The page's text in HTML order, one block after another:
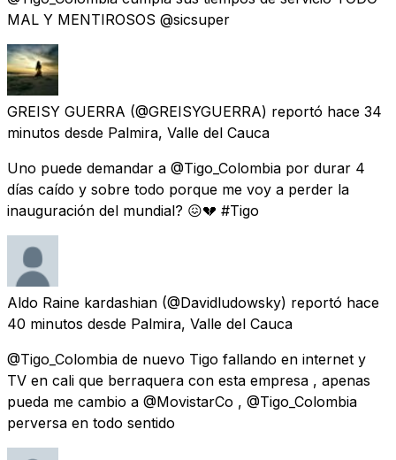
MAL Y MENTIROSOS @sicsuper
GREISY GUERRA (@GREISYGUERRA) reportó hace 34
minutos desde Palmira, Valle del Cauca
Uno puede demandar a @Tigo_Colombia por durar 4
días caído y sobre todo porque me voy a perder la
inauguración del mundial? 😖💔 #Tigo
Aldo Raine kardashian (@Davidludowsky) reportó hace
40 minutos desde Palmira, Valle del Cauca
@Tigo_Colombia de nuevo Tigo fallando en internet y
TV en cali que berraquera con esta empresa , apenas
pueda me cambio a @MovistarCo , @Tigo_Colombia
perversa en todo sentido